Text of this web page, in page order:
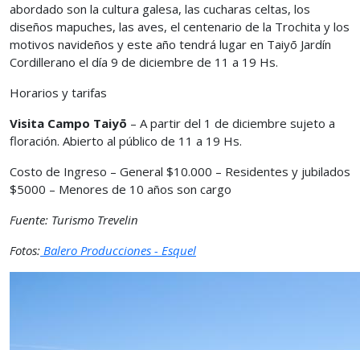
abordado son la cultura galesa, las cucharas celtas, los
diseños mapuches, las aves, el centenario de la Trochita y los
motivos navideños y este año tendrá lugar en Taiyō Jardín
Cordillerano el día 9 de diciembre de 11 a 19 Hs.
Horarios y tarifas
Visita Campo Taiyō – A partir del 1 de diciembre sujeto a
floración. Abierto al público de 11 a 19 Hs.
Costo de Ingreso – General $10.000 – Residentes y jubilados
$5000 – Menores de 10 años son cargo
Fuente: Turismo Trevelin
Fotos: Balero Producciones - Esquel